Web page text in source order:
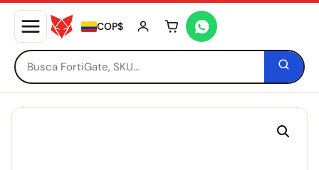
COP$ Tu carrito está vacío